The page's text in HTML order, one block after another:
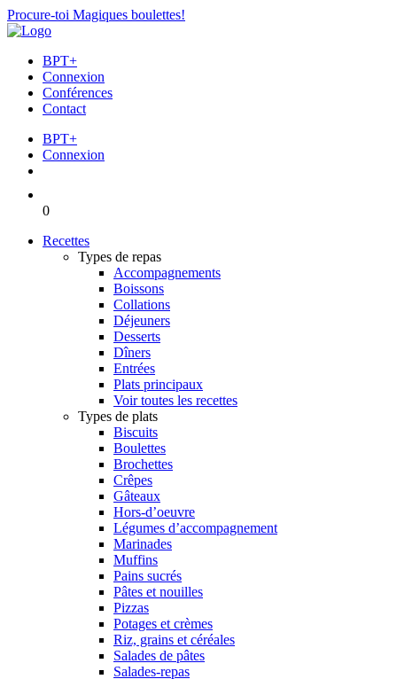
Procure-toi Magiques boulettes!
BPT+
Connexion
Conférences
Contact
BPT+
Connexion
0
Recettes
Types de repas
Accompagnements
Boissons
Collations
Déjeuners
Desserts
Dîners
Entrées
Plats principaux
Voir toutes les recettes
Types de plats
Biscuits
Boulettes
Brochettes
Crêpes
Gâteaux
Hors-d’oeuvre
Légumes d’accompagnement
Marinades
Muffins
Pains sucrés
Pâtes et nouilles
Pizzas
Potages et crèmes
Riz, grains et céréales
Salades de pâtes
Salades-repas